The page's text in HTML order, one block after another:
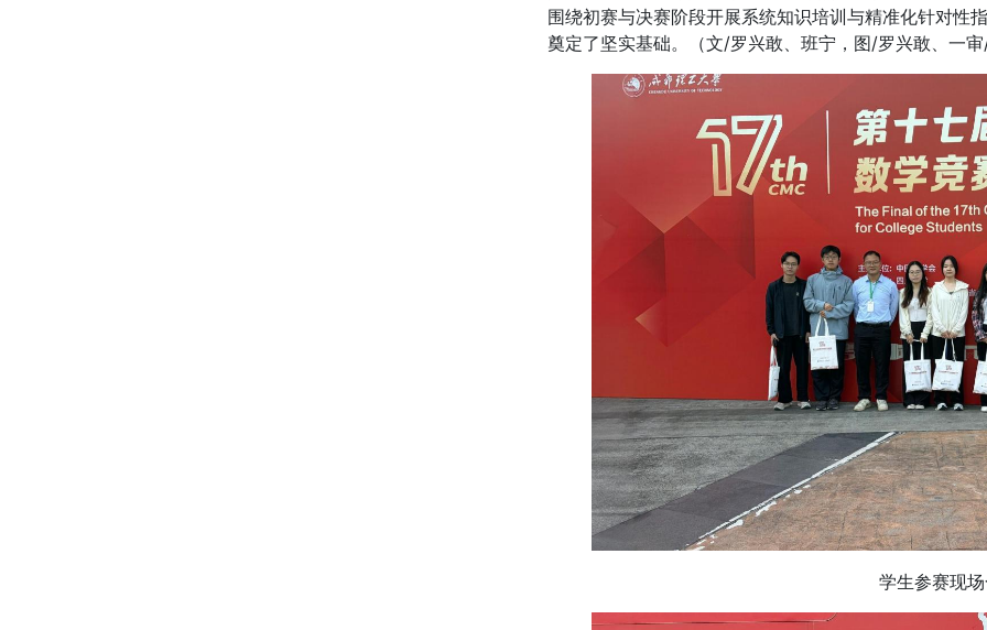
围绕初赛与决赛阶段开展系统知识培训与精准化针对性
奠定了坚实基础。（文/罗兴敢、班宁，图/罗兴敢、一
学生参赛现